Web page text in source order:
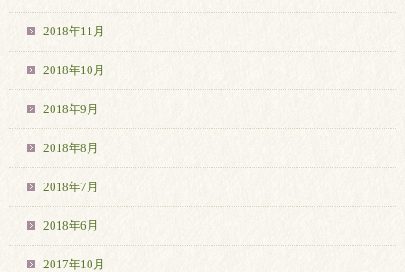
2018年11月
2018年10月
2018年9月
2018年8月
2018年7月
2018年6月
2017年10月